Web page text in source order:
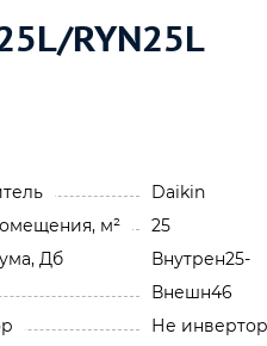
RYN25L
Daikin
м²
25
Дб
Внутрен25-
Внешн46
Не инвертор